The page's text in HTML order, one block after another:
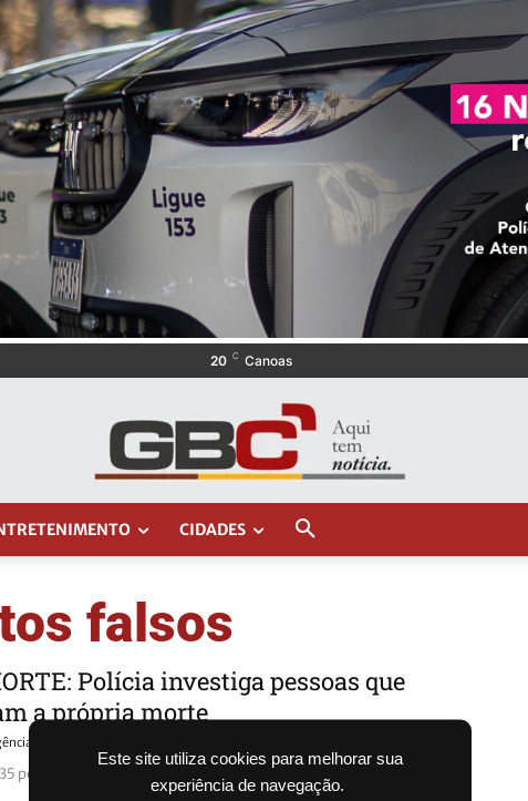
Este site utiliza cookies para melhorar sua
experiência de navegação.
20 C Canoas
CIDADES
falsos
Polícia investiga pessoas que
a própria morte
GBC
pessoas estão sendo investigadas